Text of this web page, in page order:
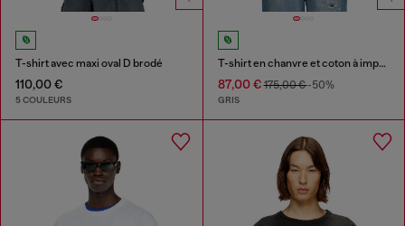
T-shirt avec maxi oval D brodé
110,00 €
5 COULEURS
T-shirt en chanvre et coton à imprimé intégral
87,00 €175,00 €-50%
GRIS